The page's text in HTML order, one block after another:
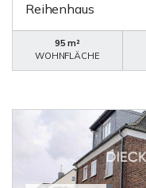
Reihenhaus
95 m²
WOHNFLÄCHE